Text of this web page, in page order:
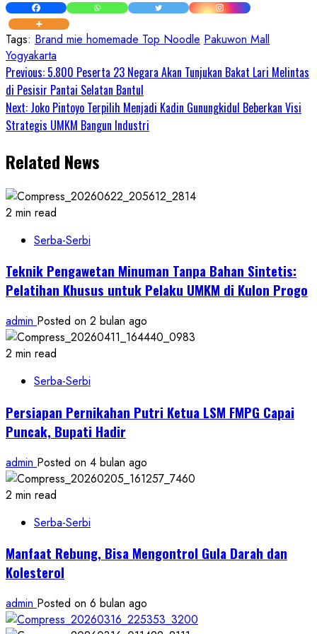
Tags: Brand mie homemade Top Noodle Pakuwon Mall
Yogyakarta
Continue
Reading
Previous: 5.800 Peserta 23 Negara Akan Tunjukan Bakat Lari Melintas
di Pesisir Pantai Selatan Bantul
Next: Joko Pintoyo Terpilih Menjadi Kadin Gunungkidul Beberkan Visi
Strategis UMKM Bangun Industri
Related News
2 min read
Serba-Serbi
Teknik Pengawetan Minuman Tanpa Bahan Sintetis:
Pelatihan Khusus untuk Pelaku UMKM di Kulon Progo
admin Posted on 2 bulan ago
2 min read
Serba-Serbi
Persiapan Pernikahan Putri Ketua LSM FMPG Capai
Puncak, Bupati Hadir
admin Posted on 4 bulan ago
2 min read
Serba-Serbi
Manfaat Rebung, Bisa Mengontrol Gula Darah dan
Kolesterol
admin Posted on 6 bulan ago